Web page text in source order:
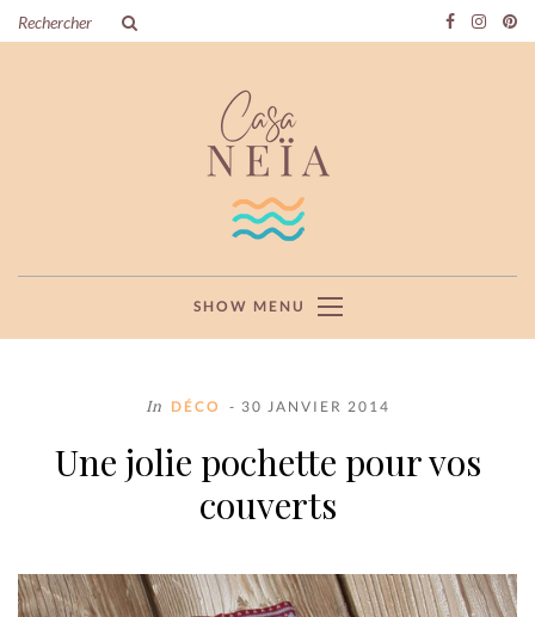
SHOW MENU
In DÉCO - 30 JANVIER 2014
Une jolie pochette pour vos
couverts